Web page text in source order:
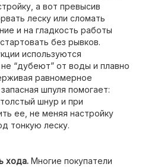
а вот превысив
леску или сломать
и на гладкость работы
без рывков.
используются
“дубеют” от воды и плавно
равномерное
шпуля помогает:
шнур и при
ее, не меняя настройку
тонкую леску.
хода. Многие покупатели